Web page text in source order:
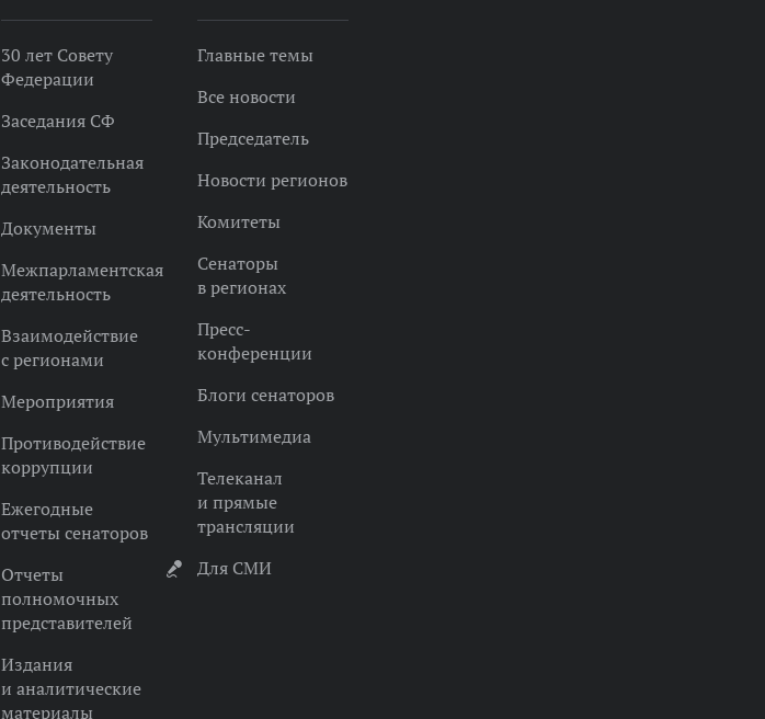
30 лет Совету
Федерации
Заседания СФ
Законодательная
деятельность
Документы
Межпарламентская
деятельность
Взаимодействие
с регионами
Мероприятия
Противодействие
коррупции
Ежегодные
отчеты сенаторов
Отчеты
полномочных
представителей
Издания
и аналитические
материалы
Главные темы
Все новости
Председатель
Новости регионов
Комитеты
Сенаторы
в регионах
Пресс-
конференции
Блоги сенаторов
Мультимедиа
Телеканал
и прямые
трансляции
Для СМИ